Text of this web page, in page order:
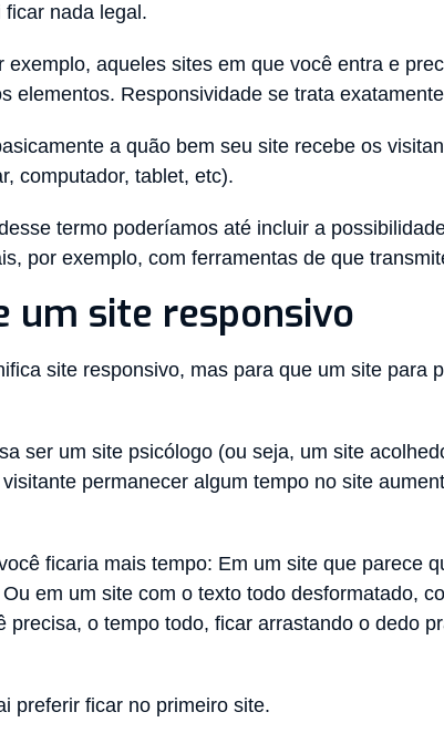
nada legal.
exemplo, aqueles sites em que você entra e
elementos. Responsividade se trata
a quão bem seu site recebe os
computador, tablet, etc).
termo poderíamos até incluir a
por exemplo, com ferramentas de que
um site responsivo
site responsivo, mas para que um site para
ser um site psicólogo (ou seja, um site
permanecer algum tempo no site
ficaria mais tempo: Em um site que parece
em um site com o texto todo desformatado,
precisa, o tempo todo, ficar arrastando o dedo
preferir ficar no primeiro site.